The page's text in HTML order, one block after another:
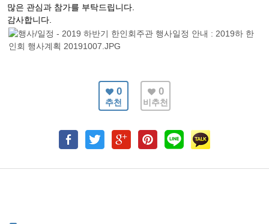
많은 관심과 참가를 부탁드립니다.
감사합니다.
0
추천
0
비추천